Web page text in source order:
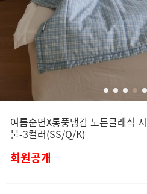
여름순면X통풍냉감 노튼클래식
불-3컬러(SS/Q/K)
회원공개